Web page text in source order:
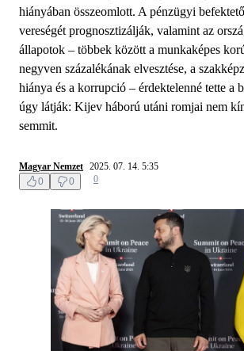
hiányában összeomlott. A pénzügyi
vereségét prognosztizálják, valamint az
állapotok – többek között a munkaképes
negyven százalékának elvesztése, a
hiánya és a korrupció – érdektelenné tette a
úgy látják: Kijev háború utáni romjai nem
semmit.
Magyar Nemzet 2025. 07. 14. 5:35
0
0 0